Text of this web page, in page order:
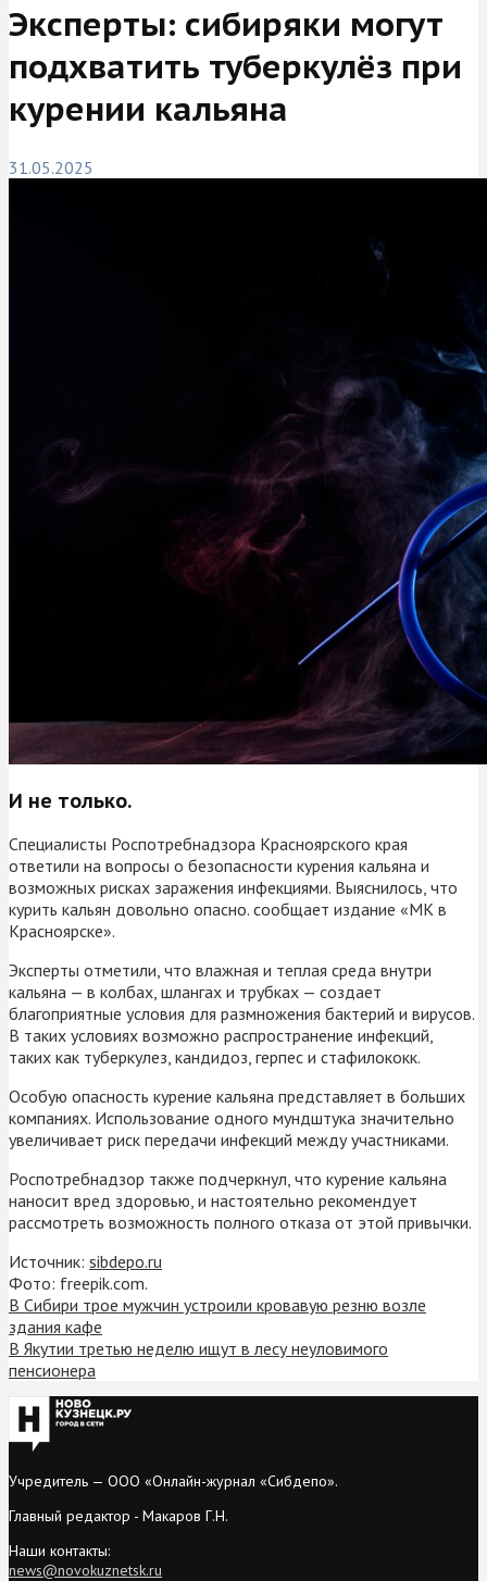
Эксперты: сибиряки могут
подхватить туберкулёз при
курении кальяна
31.05.2025
И не только.
Специалисты Роспотребнадзора Красноярского края
ответили на вопросы о безопасности курения кальяна и
возможных рисках заражения инфекциями. Выяснилось, что
курить кальян довольно опасно. сообщает издание «МК в
Красноярске».
Эксперты отметили, что влажная и теплая среда внутри
кальяна — в колбах, шлангах и трубках — создает
благоприятные условия для размножения бактерий и вирусов.
В таких условиях возможно распространение инфекций,
таких как туберкулез, кандидоз, герпес и стафилококк.
Особую опасность курение кальяна представляет в больших
компаниях. Использование одного мундштука значительно
увеличивает риск передачи инфекций между участниками.
Роспотребнадзор также подчеркнул, что курение кальяна
наносит вред здоровью, и настоятельно рекомендует
рассмотреть возможность полного отказа от этой привычки.
Источник: sibdepo.ru
Фото: freepik.com.
В Сибири трое мужчин устроили кровавую резню возле
здания кафе
В Якутии третью неделю ищут в лесу неуловимого
пенсионера
Учредитель — ООО «Онлайн-журнал «Сибдепо».
Главный редактор - Макаров Г.Н.
Наши контакты:
news@novokuznetsk.ru